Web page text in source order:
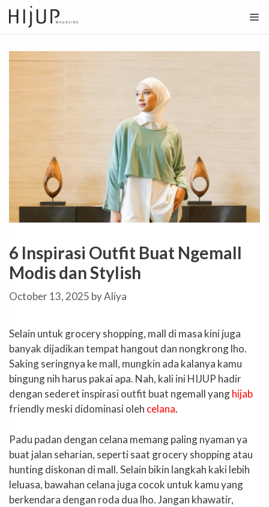
Skip
to
content
6 Inspirasi Outfit Buat Ngemall
Modis dan Stylish
October 13, 2025 byAliya
Selain untuk grocery shopping, mall di masa kini juga
banyak dijadikan tempat hangout dan nongkrong lho.
Saking seringnya ke mall, mungkin ada kalanya kamu
bingung nih harus pakai apa. Nah, kali ini HIJUP hadir
dengan sederet inspirasi outfit buat ngemall yanghijab
friendly meski didominasi oleh celana.
Padu padan dengan celana memang paling nyaman ya
buat jalan seharian, seperti saat grocery shopping atau
hunting diskonan di mall. Selain bikin langkah kaki lebih
leluasa, bawahan celana juga cocok untuk kamu yang
berkendara dengan roda dua lho. Jangan khawatir,